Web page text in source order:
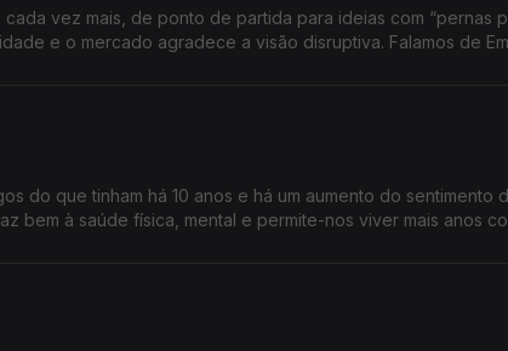
vez mais, de ponto de partida para ideias com “pernas
e o mercado agradece a visão disruptiva. Falamos de
do que tinham há 10 anos e há um aumento do sentimento
bem à saúde física, mental e permite-nos viver mais anos